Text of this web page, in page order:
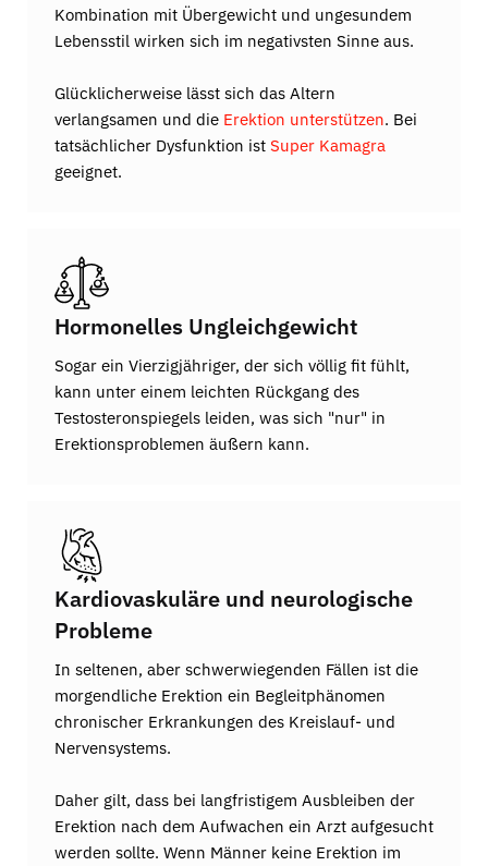
Kombination mit Übergewicht und ungesundem
Lebensstil wirken sich im negativsten Sinne aus.
Glücklicherweise lässt sich das Altern
verlangsamen und die Erektion unterstützen. Bei
tatsächlicher Dysfunktion ist Super Kamagra
geeignet.
Hormonelles Ungleichgewicht
Sogar ein Vierzigjähriger, der sich völlig fit fühlt,
kann unter einem leichten Rückgang des
Testosteronspiegels leiden, was sich "nur" in
Erektionsproblemen äußern kann.
Kardiovaskuläre und neurologische
Probleme
In seltenen, aber schwerwiegenden Fällen ist die
morgendliche Erektion ein Begleitphänomen
chronischer Erkrankungen des Kreislauf- und
Nervensystems.
Daher gilt, dass bei langfristigem Ausbleiben der
Erektion nach dem Aufwachen ein Arzt aufgesucht
werden sollte. Wenn Männer keine Erektion im